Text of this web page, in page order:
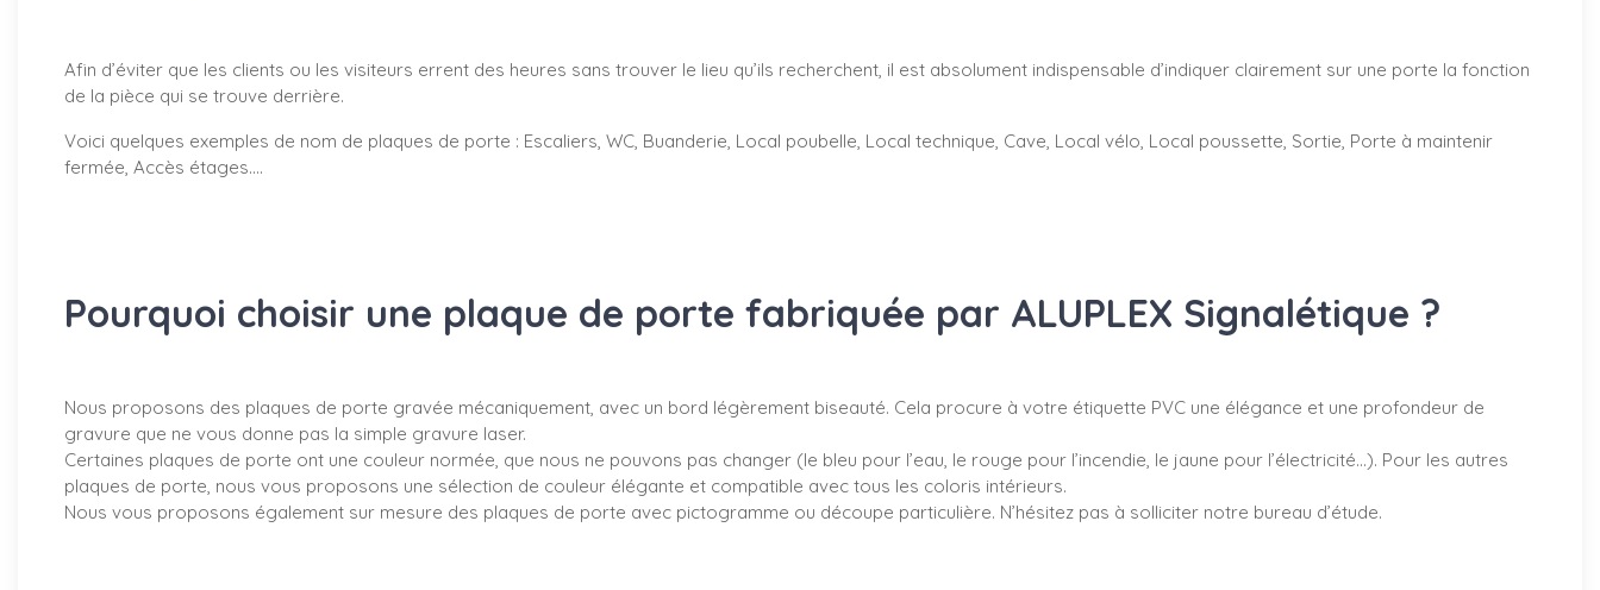
Afin d’éviter que les clients ou les visiteurs errent des heures sans trouver le lieu qu’ils recherchent, il est absolument indispensable d’indiquer clairement sur une porte la fonction
de la pièce qui se trouve derrière.
Voici quelques exemples de nom de plaques de porte : Escaliers, WC, Buanderie, Local poubelle, Local technique, Cave, Local vélo, Local poussette, Sortie, Porte à maintenir
fermée, Accès étages….
Pourquoi choisir une plaque de porte fabriquée par ALUPLEX Signalétique ?
Nous proposons des plaques de porte gravée mécaniquement, avec un bord légèrement biseauté. Cela procure à votre étiquette PVC une élégance et une profondeur de
gravure que ne vous donne pas la simple gravure laser.
Certaines plaques de porte ont une couleur normée, que nous ne pouvons pas changer (le bleu pour l’eau, le rouge pour l’incendie, le jaune pour l’électricité…). Pour les autres
plaques de porte, nous vous proposons une sélection de couleur élégante et compatible avec tous les coloris intérieurs.
Nous vous proposons également sur mesure des plaques de porte avec pictogramme ou découpe particulière. N’hésitez pas à solliciter notre bureau d’étude.